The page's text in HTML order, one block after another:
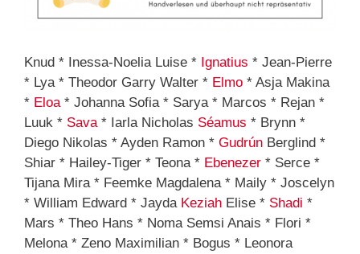
Knud * Inessa-Noelia Luise * Ignatius * Jean-Pierre
* Lya * Theodor Garry Walter * Elmo * Asja Makina
* Eloa * Johanna Sofia * Sarya * Marcos * Rejan *
Luuk * Sava * Iarla Nicholas Séamus * Brynn *
Diego Nikolas * Ayden Ramon * Gudrún Berglind *
Shiar * Hailey-Tiger * Teona * Ebenezer * Serce *
Tijana Mira * Feemke Magdalena * Maily * Joscelyn
* William Edward * Jayda Keziah Elise * Shadi *
Mars * Theo Hans * Noma Semsi Anais * Flori *
Melona * Zeno Maximilian * Bogus * Leonora